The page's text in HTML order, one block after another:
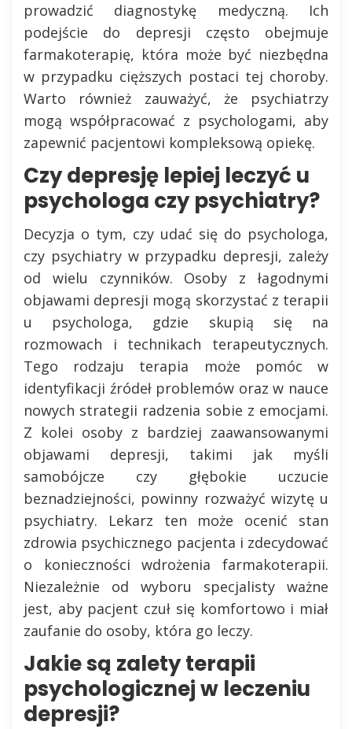
prowadzić diagnostykę medyczną. Ich
podejście do depresji często obejmuje
farmakoterapię, która może być niezbędna
w przypadku cięższych postaci tej choroby.
Warto również zauważyć, że psychiatrzy
mogą współpracować z psychologami, aby
zapewnić pacjentowi kompleksową opiekę.
Czy depresję lepiej leczyć u
psychologa czy psychiatry?
Decyzja o tym, czy udać się do psychologa,
czy psychiatry w przypadku depresji, zależy
od wielu czynników. Osoby z łagodnymi
objawami depresji mogą skorzystać z terapii
u psychologa, gdzie skupią się na
rozmowach i technikach terapeutycznych.
Tego rodzaju terapia może pomóc w
identyfikacji źródeł problemów oraz w nauce
nowych strategii radzenia sobie z emocjami.
Z kolei osoby z bardziej zaawansowanymi
objawami depresji, takimi jak myśli
samobójcze czy głębokie uczucie
beznadziejności, powinny rozważyć wizytę u
psychiatry. Lekarz ten może ocenić stan
zdrowia psychicznego pacjenta i zdecydować
o konieczności wdrożenia farmakoterapii.
Niezależnie od wyboru specjalisty ważne
jest, aby pacjent czuł się komfortowo i miał
zaufanie do osoby, która go leczy.
Jakie są zalety terapii
psychologicznej w leczeniu
depresji?